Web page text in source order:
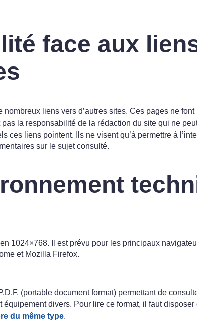
face aux
nombreux liens vers d’autres sites. Ces pages ne
pas la responsabilité de la rédaction du site qui ne
ces liens pointent. Ils ne visent qu’à permettre à
sur le sujet consulté.
1024×768. Il est prévu pour les principaux
et Mozilla Firefox.
(portable document format) permettant de
équipement divers. Pour lire ce format, il faut disposer
du même type.